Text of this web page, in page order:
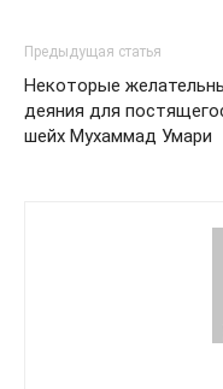
Предыдущая статья
Некоторые
деяния для
шейх Мухаммад Умари